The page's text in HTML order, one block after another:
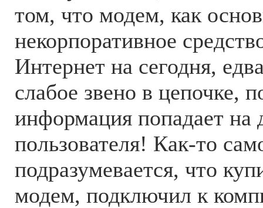
том, что модем, как
некорпоративное
Интернет на сегодня,
слабое звено в цепочке,
информация попадает на
пользователя! Как-то
подразумевается, что
модем, подключил к